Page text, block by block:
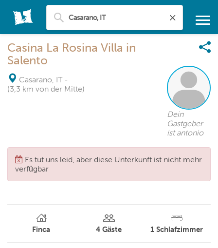
Casina La Rosina Villa in
Salento
Casarano, IT -
(3,3 km von der Mitte)
Dein
Gastgeber
ist antonio
Es tut uns leid, aber diese Unterkunft ist nicht mehr
verfügbar
Finca 4 Gäste 1 Schlafzimmer